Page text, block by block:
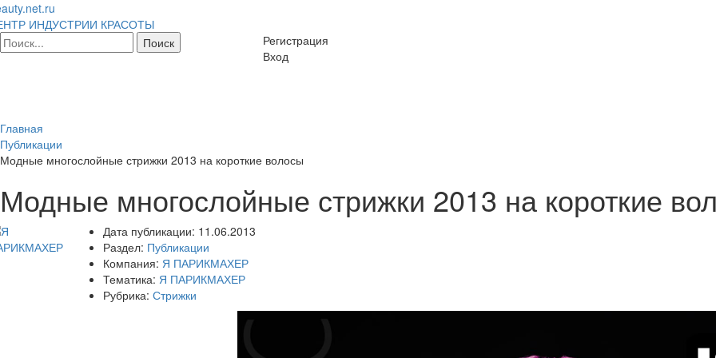
ИНДУСТРИИ КРАСОТЫ
Регистрация
Вход
Главная
Публикации
Модные многослойные стрижки 2013 на короткие волосы
Модные многослойные стрижки 2013 на короткие
Дата публикации: 11.06.2013
Раздел: Публикации
Компания: Я ПАРИКМАХЕР
Тематика: Я ПАРИКМАХЕР
Рубрика: Стрижки